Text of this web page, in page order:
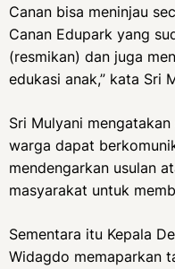
Canan bisa meninjau
Canan Edupark yang
(resmikan) dan juga
edukasi anak,” kata Sri
Sri Mulyani
warga dapat
mendengarkan usulan
masyarakat untuk
Sementara itu Kepala
Widagdo memaparkan